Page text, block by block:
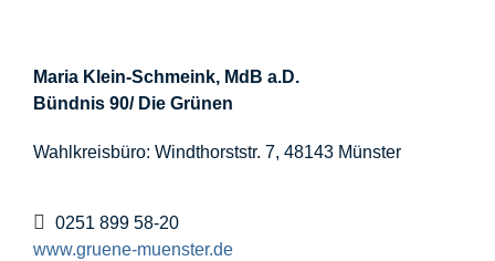
Maria Klein-Schmeink, MdB a.D.
Bündnis 90/ Die Grünen
Wahlkreisbüro: Windthorststr. 7, 48143 Münster
0251 899 58-20
www.gruene-muenster.de